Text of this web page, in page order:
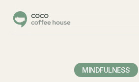
MINDFULNESS